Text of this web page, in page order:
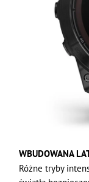
WBUDOWANA
Różne tryby